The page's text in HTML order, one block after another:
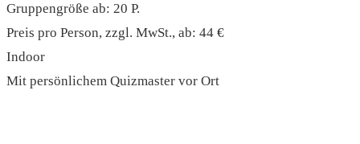
Gruppengröße ab: 20 P.
Preis pro Person, zzgl. MwSt., ab: 44 €
Indoor
Mit persönlichem Quizmaster vor Ort